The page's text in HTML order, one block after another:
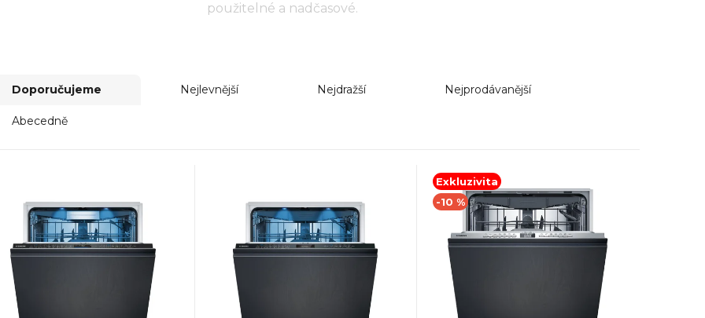
použitelné a nadčasové.
Doporučujeme Nejlevnější Nejdražší Nejprodávanější
Abecedně
Exkluzivita
-10 %